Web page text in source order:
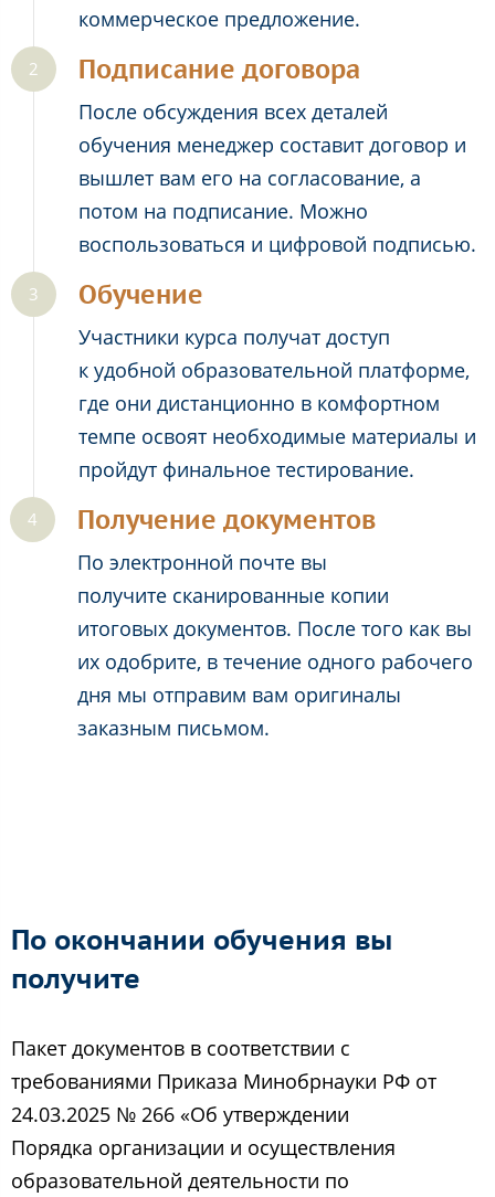
коммерческое предложение.
Подписание договора
После обсуждения всех деталей
обучения менеджер составит договор и
вышлет вам его на согласование, а
потом на подписание. Можно
воспользоваться и цифровой подписью.
Обучение
Участники курса получат доступ
к удобной образовательной платформе,
где они дистанционно в комфортном
темпе освоят необходимые материалы и
пройдут финальное тестирование.
Получение документов
По электронной почте вы
получите сканированные копии
итоговых документов. После того как вы
их одобрите, в течение одного рабочего
дня мы отправим вам оригиналы
заказным письмом.
По окончании обучения вы
получите
Пакет документов в соответствии с
требованиями Приказа Минобрнауки РФ от
24.03.2025 № 266 «Об утверждении
Порядка организации и осуществления
образовательной деятельности по